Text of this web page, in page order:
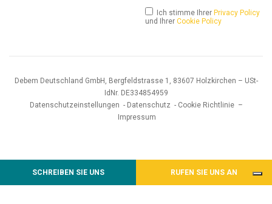
SCHREIBEN SIE UNS RUFEN SIE UNS AN
Ich stimme Ihrer Privacy Policy
und Ihrer Cookie Policy
Debem Deutschland GmbH, Bergfeldstrasse 1, 83607 Holzkirchen – USt-
IdNr. DE334854959
Datenschutzeinstellungen - Datenschutz - Cookie Richtlinie –
Impressum
Hinweis bei Erhebung